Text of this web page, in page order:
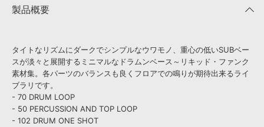
製品概要
タイトなリズムにダークでシンプルなウワモノ、重心の低いSUBベー
スが淡々と展開するミニマルなドラムンベース～リキッド・ファンク
素材集。各パーツのバランスも良くフロアでの鳴りが期待出来るライ
ブラリです。
- 70 DRUM LOOP
- 50 PERCUSSION AND TOP LOOP
- 102 DRUM ONE SHOT